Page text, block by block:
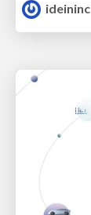
ideininc